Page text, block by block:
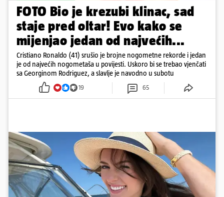
FOTO Bio je krezubi klinac, sad
staje pred oltar! Evo kako se
mijenjao jedan od najvećih...
Cristiano Ronaldo (41) srušio je brojne nogometne rekorde i jedan
je od najvećih nogometaša u povijesti. Uskoro bi se trebao vjenčati
sa Georginom Rodriguez, a slavlje je navodno u subotu
19 65